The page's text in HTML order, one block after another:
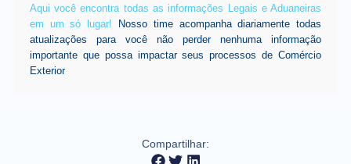
Aqui você encontra todas as informações Legais e Aduaneiras
em um só lugar! Nosso time acompanha diariamente todas
atualizações para você não perder nenhuma informação
importante que possa impactar seus processos de Comércio
Exterior
Compartilhar: